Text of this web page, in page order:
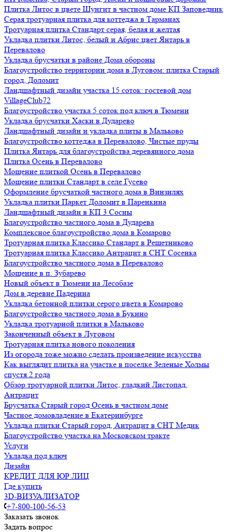
Плитка Литос в цвете Шунгит в частном доме КП Заповедник
Серая тротуарная плитка для коттеджа в Тарманах
Тротуарная плитка Стандарт серая, белая и желтая
Укладка плитки Литос, белый и Абрис цвет Янтарь в
Перевалово
Укладка брусчатки в районе Дома обороны
Благоустройство территории дома в Луговом: плитка Старый
город, Доломит
Ландшафтный дизайн участка 15 соток: гостевой дом
VillageClub72
Благоустройство участка 5 соток под ключ в Тюмени
Укладка брусчатки Хаски в Дударево
Ландшафтный дизайн и укладка плиты в Мальково
Благоустройство коттеджа в Перевалово, Чистые пруды
Плитка Янтарь для благоустройства деревянного дома
Плитка Осень в Перевалово
Мощение плиткой Осень в Перевалово
Мощение плитки Стандарт в селе Гусево
Оформление брусчаткой частного дома в Винзилях
Укладка плитки Паркет Доломит в Паренкина
Ландшафтный дизайн в КП 3 Сосны
Благоустройство частного дома в Дударева
Комплексное благоустройство дома в Комарово
Тротуарная плитка Классико Стандарт в Решетниково
Тротуарная плитка Классико Антрацит в СНТ Сосенка
Благоустройство частного дома в Перевалово
Мощение в п. Зубарево
Новый объект в Тюмени на Лесобазе
Дом в деревне Падерина
Укладка бетонной плитки серого цвета в Комарово
Благоустройство частного дома в Букино
Укладка тротуарной плитки в Мальково
Законченный объект в Луговом
Тротуарная плитка нового поколения
Из огорода тоже можно сделать произведение искусства
Как выглядит плитка на участке в поселке Зеленые Холмы
спустя 2 года
Обзор тротуарной плитки Литос, гладкий Листопад,
Антрацит
Брусчатка Старый город Осень в частном доме
Частное домовладение в Екатеринбурге
Укладка плитки Старый город, Антрацит в СНТ Медик
Благоустройство участка на Московском тракте
Услуги
Укладка под ключ
Дизайн
КРЕДИТ ДЛЯ ЮР ЛИЦ
Где купить
3D-ВИЗУАЛИЗАТОР
+7-800-100-56-53
Заказать звонок
Задать вопрос